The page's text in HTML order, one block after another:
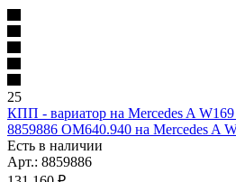
25
КПП - вариатор на Mercedes A W169
8859886 OM640.940 на Mercedes A
Есть в наличии
Арт.: 8859886